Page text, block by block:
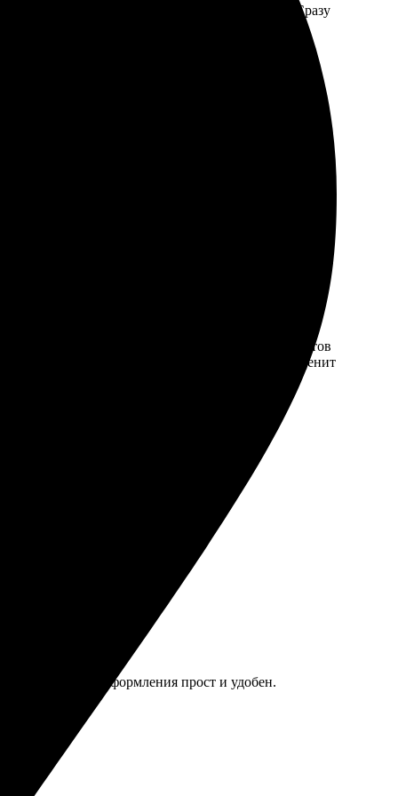
на сайте, выбрал размер, указал количество. Сразу
доволен! Рекомендую!
кликов. Выбор форматов впечатляет, а качество
Рекомендую!
Подсказки помогают избежать ошибок. Заказ готов
довольна результатом! Рекомендую всем, кто ценит
доволен.
Процесс оформления прост и удобен.